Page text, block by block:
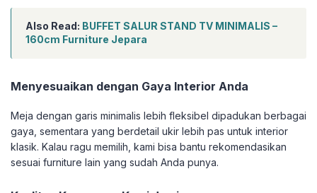
Also Read: BUFFET SALUR STAND TV MINIMALIS –
160cm Furniture Jepara
Menyesuaikan dengan Gaya Interior Anda
Meja dengan garis minimalis lebih fleksibel dipadukan berbagai
gaya, sementara yang berdetail ukir lebih pas untuk interior
klasik. Kalau ragu memilih, kami bisa bantu rekomendasikan
sesuai furniture lain yang sudah Anda punya.